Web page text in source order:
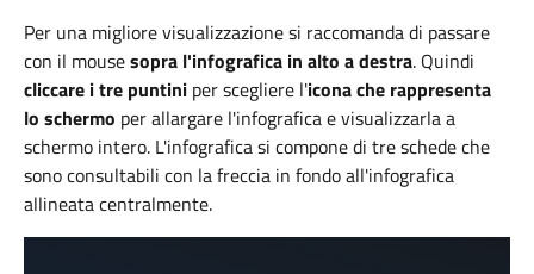
Per una migliore visualizzazione si raccomanda di passare
con il mousesopra l'infografica in alto a destra. Quindi
cliccare i tre puntini per scegliere l'icona che rappresenta
lo schermo per allargare l'infografica e visualizzarla a
schermo intero. L'infografica si compone di tre schede che
sono consultabili con la freccia in fondo all'infografica
allineata centralmente.